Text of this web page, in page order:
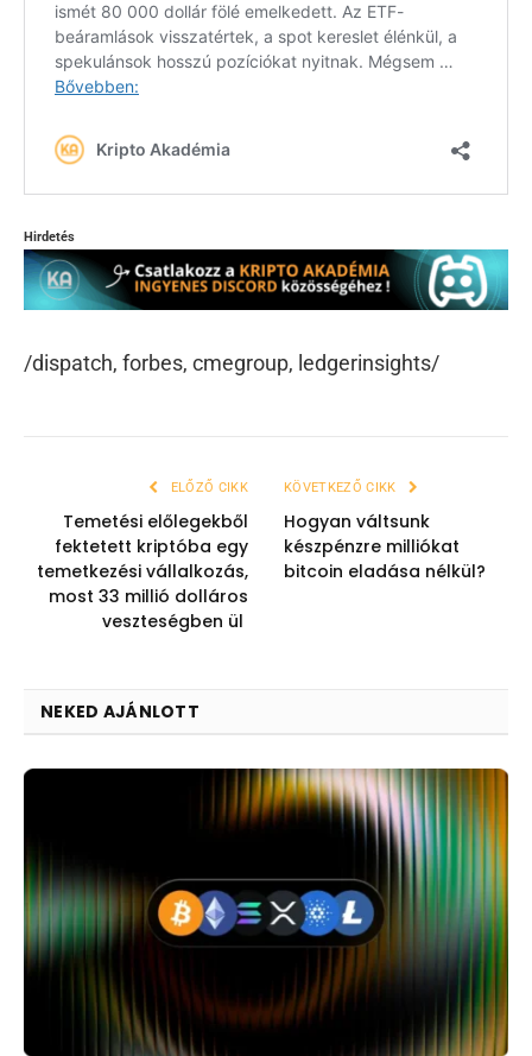
Hirdetés
/dispatch, forbes, cmegroup, ledgerinsights/
ELŐZŐ CIKK
Temetési előlegekből
fektetett kriptóba egy
temetkezési vállalkozás,
most 33 millió dolláros
veszteségben ül
KÖVETKEZŐ CIKK
Hogyan váltsunk
készpénzre milliókat
bitcoin eladása nélkül?
NEKED AJÁNLOTT